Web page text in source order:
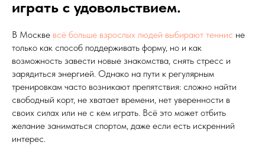
играть с удовольствием.
В Москве всё больше взрослых людей выбирают теннис не
только как способ поддерживать форму, но и как
возможность завести новые знакомства, снять стресс и
зарядиться энергией. Однако на пути к регулярным
тренировкам часто возникают препятствия: сложно найти
свободный корт, не хватает времени, нет уверенности в
своих силах или не с кем играть. Всё это может отбить
желание заниматься спортом, даже если есть искренний
интерес.